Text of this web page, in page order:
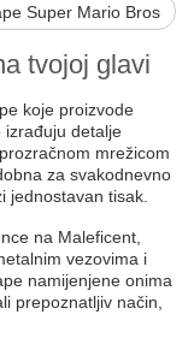
Super Mario Bros
tvojoj glavi
koje proizvode
izrađuju detalje
mrežicom
za svakodnevno
jednostavan tisak.
na Maleficent,
vezovima i
namijenjene onima
prepoznatljiv način,